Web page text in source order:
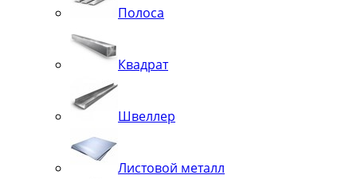
Полоса
Квадрат
Швеллер
Листовой металл